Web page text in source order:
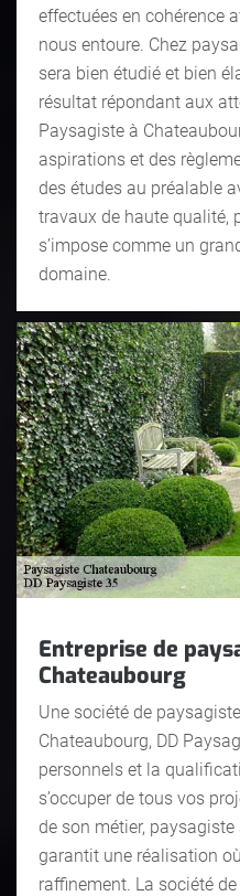
effectuées en cohérence
nous entoure. Chez
sera bien étudié et bien
résultat répondant aux
Paysagiste à
aspirations et des
des études au préalable
travaux de haute qualité,
s’impose comme un
domaine.
Entreprise de
Chateaubourg
Une société de
Chateaubourg, DD
personnels et la
s’occuper de tous vos
de son métier,
garantit une réalisation
raffinement. La société